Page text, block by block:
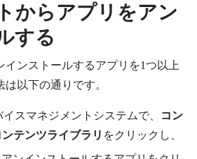
からアプリをアン
する
インストールするアプリを1つ以上
以下の通りです。
イスマネジメントシステムで、
コン
ンテンツライブラリ をクリックし、